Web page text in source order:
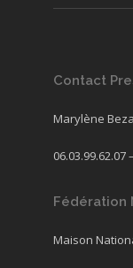
Contact
Marylène
06.03.99.62.07 –
Fédération
Maison